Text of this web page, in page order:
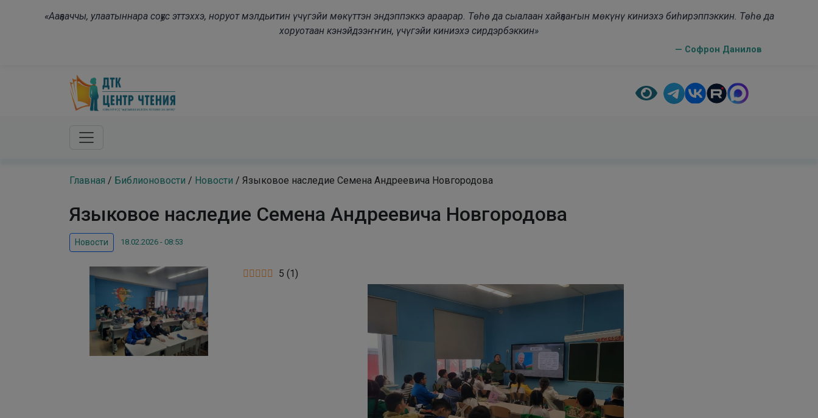
«Ааҕааччы, улаатыннара соҕус эттэххэ, норуот мэлдьитин үчүгэйи мөкүттэн эндэппэккэ араарар. Төһө да сыалаан хайҕааҥын мөкүнү киниэхэ биһирэппэккин. Төһө да
хоруотаан кэнэйдээҥҥин, үчүгэйи киниэхэ сирдэрбэккин»
— Софрон Данилов
Главная / Библионовости / Новости / Языковое наследие Семена Андреевича Новгородова
Языковое наследие Семена Андреевича Новгородова
Новости 18.02.2026 - 08:53
5 (1)